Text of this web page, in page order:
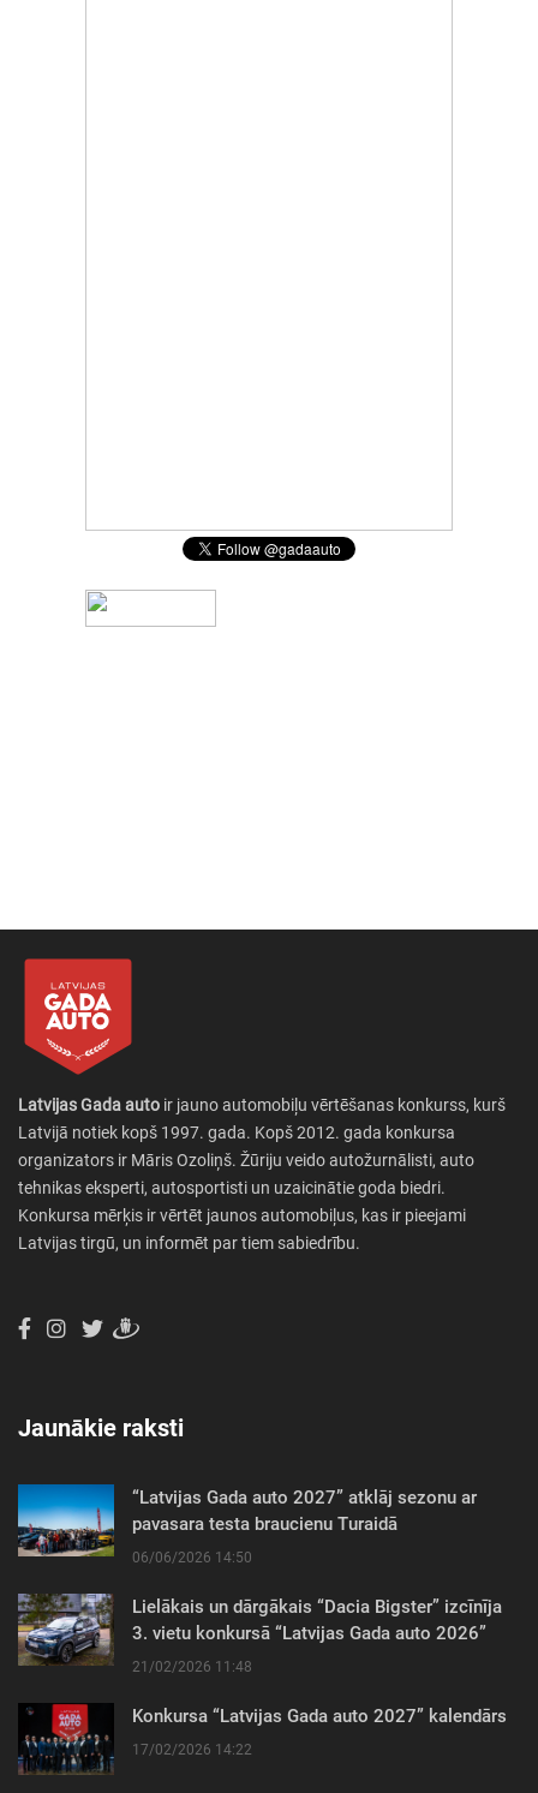
Latvijas Gada auto ir jauno automobiļu vērtēšanas konkurss, kurš
Latvijā notiek kopš 1997. gada. Kopš 2012. gada konkursa
organizators ir Māris Ozoliņš. Žūriju veido autožurnālisti, auto
tehnikas eksperti, autosportisti un uzaicinātie goda biedri.
Konkursa mērķis ir vērtēt jaunos automobiļus, kas ir pieejami
Latvijas tirgū, un informēt par tiem sabiedrību.
Jaunākie raksti
“Latvijas Gada auto 2027” atklāj sezonu ar
pavasara testa braucienu Turaidā
06/06/2026 14:50
Lielākais un dārgākais “Dacia Bigster” izcīnīja
3. vietu konkursā “Latvijas Gada auto 2026”
21/02/2026 11:48
Konkursa “Latvijas Gada auto 2027” kalendārs
17/02/2026 14:22